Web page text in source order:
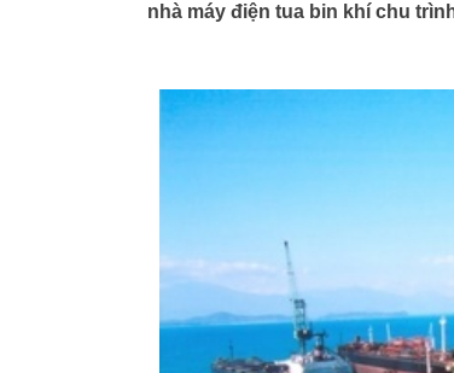
nhà máy điện tua bin khí chu